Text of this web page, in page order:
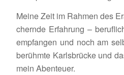
Meine Zeit im Rahmen des
chernde Erfah­rung –
empfangen und noch am
berühmte Karls­brücke und
mein Aben­teuer.